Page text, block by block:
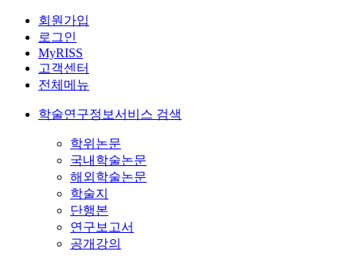
회원가입
로그인
MyRISS
고객센터
전체메뉴
학술연구정보서비스 검색
학위논문
국내학술논문
해외학술논문
학술지
단행본
연구보고서
공개강의